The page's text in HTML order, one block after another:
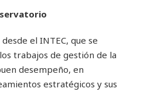
el INTEC, que se
trabajos de gestión de la
desempeño, en
estratégicos y sus